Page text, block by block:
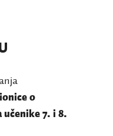
o
7. i 8.